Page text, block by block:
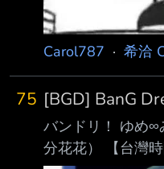
Carol787 · 希洽
75 [BGD] BanG
バンドリ！ ゆめ
分花花） 【台灣